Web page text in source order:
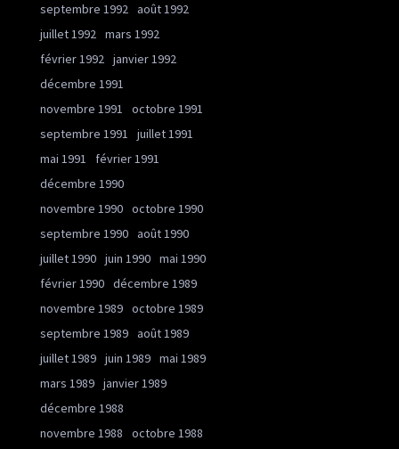
septembre 1992 août 1992
juillet 1992 mars 1992
février 1992 janvier 1992
décembre 1991
novembre 1991
octobre 1991
septembre 1991
juillet 1991
mai 1991
février 1991
décembre 1990
novembre 1990 octobre 1990
septembre 1990 août 1990
juillet 1990 juin 1990 mai 1990
février 1990 décembre 1989
novembre 1989 octobre 1989
septembre 1989 août 1989
juillet 1989 juin 1989 mai 1989
mars 1989 janvier 1989
décembre 1988
novembre 1988
octobre 1988